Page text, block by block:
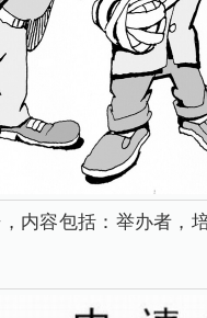
内容包括：举办者，